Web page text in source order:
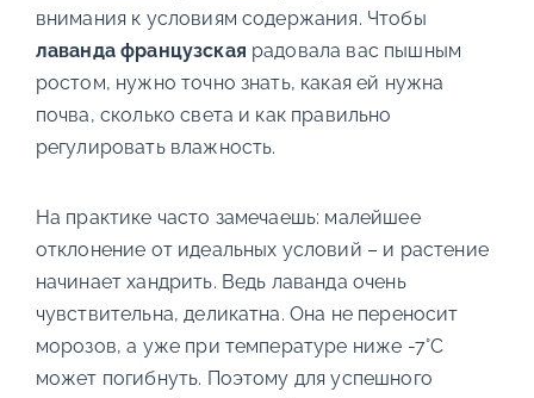
внимания к условиям содержания. Чтобы
лаванда французская радовала вас пышным
ростом, нужно точно знать, какая ей нужна
почва, сколько света и как правильно
регулировать влажность.
На практике часто замечаешь: малейшее
отклонение от идеальных условий – и растение
начинает хандрить. Ведь лаванда очень
чувствительна, деликатна. Она не переносит
морозов, а уже при температуре ниже -7°C
может погибнуть. Поэтому для успешного